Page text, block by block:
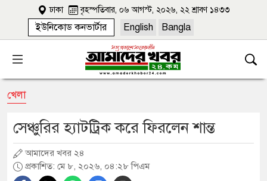
ঢাকা বৃহস্পতিবার, ০৬ আগস্ট, ২০২৬, ২২ শ্রাবণ ১৪৩৩
ইউনিকোড কনভার্টার English Bangla
খেলা
সেঞ্চুরির হ্যাটট্রিক করে ফিরলেন শান্ত
আমাদের খবর ২৪
প্রকাশিত: মে ৮, ২০২৬, ০৪:২৮ পিএম